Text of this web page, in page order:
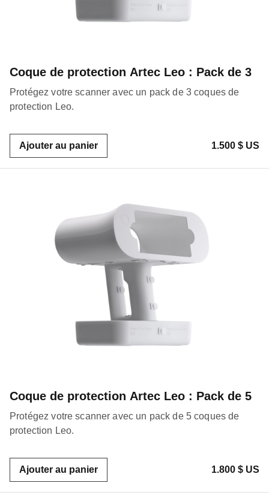
Coque de protection Artec Leo : Pack de 3
Protégez votre scanner avec un pack de 3 coques de
protection Leo.
Ajouter au panier 1.500 $ US
Coque de protection Artec Leo : Pack de 5
Protégez votre scanner avec un pack de 5 coques de
protection Leo.
Ajouter au panier 1.800 $ US